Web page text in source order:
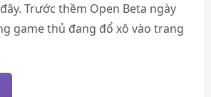
Trước thềm Open Beta ngày
game thủ đang đổ xô vào trang